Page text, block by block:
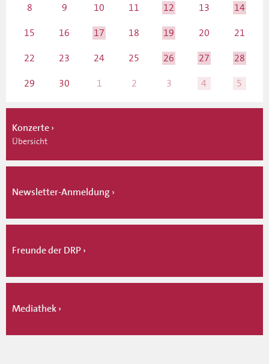
8
9 10 11 12 13
14
15
16 17 18 19 20
21
22
23 24 25 26 27
28
29
30 1 2 3 4 5
Konzerte
Übersicht
Newsletter-Anmeldung
Freunde der DRP
Mediathek